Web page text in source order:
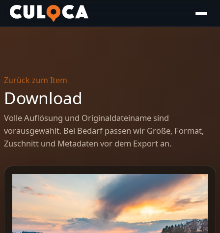
Zurück zum Item
Download
Volle Auflösung und Originaldateiname sind
vorausgewählt. Bei Bedarf passen wir Größe, Format,
Zuschnitt und Metadaten vor dem Export an.